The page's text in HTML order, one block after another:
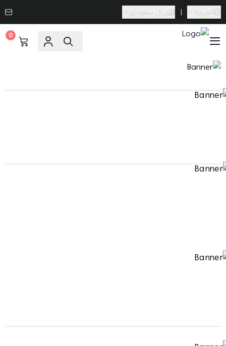
العربية | ريال سعودي
Caramel Bath & Body
0